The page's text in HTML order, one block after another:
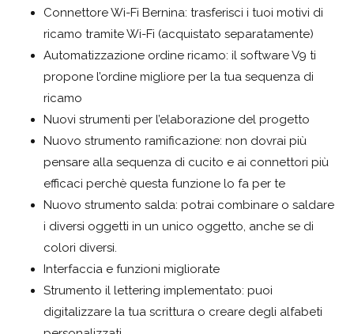
Connettore Wi-Fi Bernina: trasferisci i tuoi motivi di
ricamo tramite Wi-Fi (acquistato separatamente)
Automatizzazione ordine ricamo: il software V9 ti
propone l’ordine migliore per la tua sequenza di
ricamo
Nuovi strumenti per l’elaborazione del progetto
Nuovo strumento ramificazione: non dovrai più
pensare alla sequenza di cucito e ai connettori più
efficaci perchè questa funzione lo fa per te
Nuovo strumento salda: potrai combinare o saldare
i diversi oggetti in un unico oggetto, anche se di
colori diversi.
Interfaccia e funzioni migliorate
Strumento il lettering implementato: puoi
digitalizzare la tua scrittura o creare degli alfabeti